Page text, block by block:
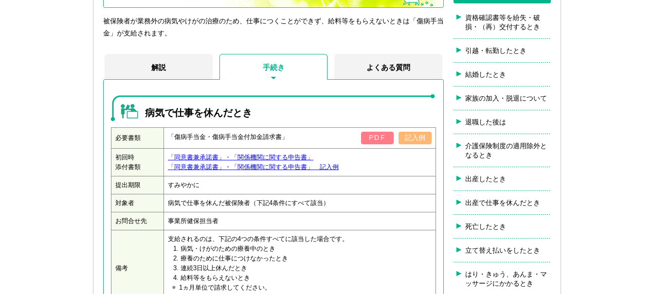
被保険者が業務外の病気やけがの治療のため、仕事につくことができず、給料等をもらえないときは「傷病手当
金」が支給されます。
解説 手続き よくある質問
病気で仕事を休んだとき
必要書類 「傷病手当金・傷病手当金付加金請求書」 PDF 記入例
初回時
添付書類
「同意書兼承諾書」・「関係機関に関する申告書」
「同意書兼承諾書」・「関係機関に関する申告書」 記入例
提出期限 すみやかに
対象者 病気で仕事を休んだ被保険者（下記4条件にすべて該当）
お問合せ先 事業所健保担当者
備考
支給されるのは、下記の4つの条件すべてに該当した場合です。
病気・けがのための療養中のとき
療養のために仕事につけなかったとき
連続3日以上休んだとき
給料等をもらえないとき
1ヵ月単位で請求してください。
資格確認書等を紛失・破
損・（再）交付するとき
引越・転勤したとき
結婚したとき
家族の加入・脱退について
退職した後は
介護保険制度の適用除外と
なるとき
出産したとき
出産で仕事を休んだとき
死亡したとき
立て替え払いをしたとき
はり・きゅう、あんま・マ
ッサージにかかるとき